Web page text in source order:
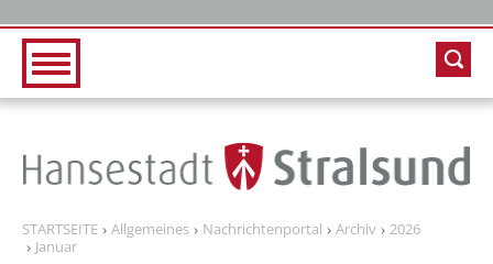
STARTSEITE Allgemeines Nachrichtenportal Archiv
2026
Januar